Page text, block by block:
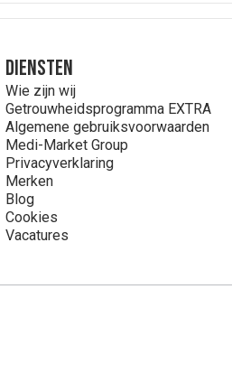
Diensten
Wie zijn wij
Getrouwheidsprogramma EXTRA
Algemene gebruiksvoorwaarden
Medi-Market Group
Privacyverklaring
Merken
Blog
Cookies
Vacatures